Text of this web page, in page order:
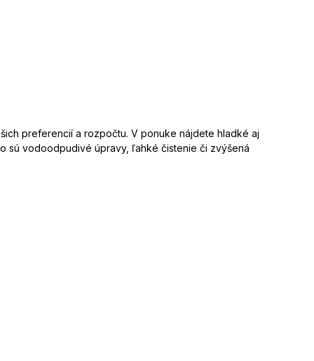
preferencií a rozpočtu. V ponuke nájdete hladké aj
sú vodoodpudivé úpravy, ľahké čistenie či zvýšená